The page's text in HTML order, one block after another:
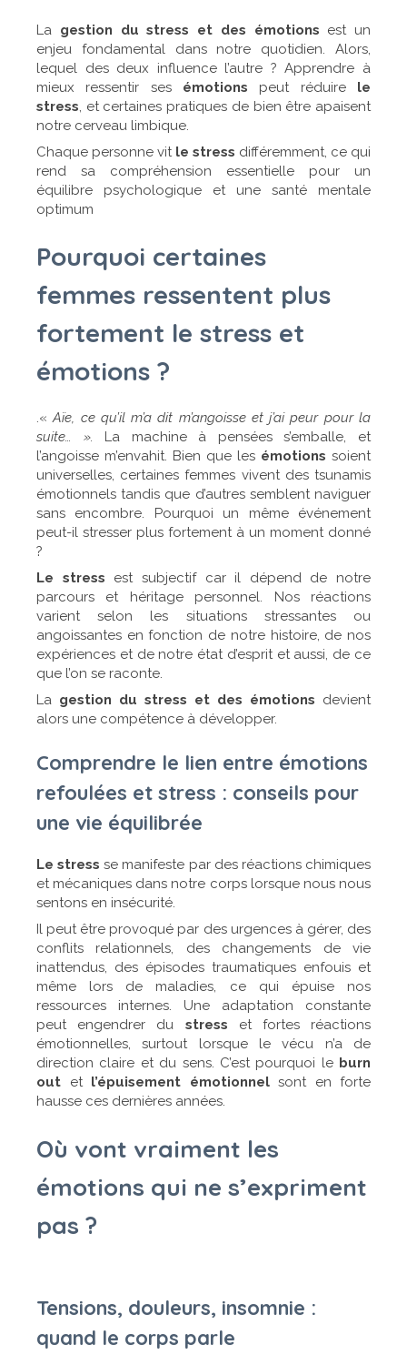
La gestion du stress et des émotions est un
enjeu fondamental dans notre quotidien. Alors,
lequel des deux influence l’autre ? Apprendre à
mieux ressentir ses émotions peut réduire le
stress, et certaines pratiques de bien être apaisent
notre cerveau limbique.
Chaque personne vit le stress différemment, ce qui
rend sa compréhension essentielle pour un
équilibre psychologique et une santé mentale
optimum
Pourquoi certaines
femmes ressentent plus
fortement le stress et
émotions ?
.«Aïe, ce qu’il m’a dit m’angoisse et j’ai peur pour la
suite… ». La machine à pensées s’emballe, et
l’angoisse m’envahit. Bien que les émotions soient
universelles, certaines femmes vivent des tsunamis
émotionnels tandis que d’autres semblent naviguer
sans encombre. Pourquoi un même événement
peut-il stresser plus fortement à un moment donné
?
Le stress est subjectif car il dépend de notre
parcours et héritage personnel. Nos réactions
varient selon les situations stressantes ou
angoissantes en fonction de notre histoire, de nos
expériences et de notre état d’esprit et aussi, de ce
que l’on se raconte.
La gestion du stress et des émotions devient
alors une compétence à développer.
Comprendre le lien entre émotions
refoulées et stress : conseils pour
une vie équilibrée
Le stress se manifeste par des réactions chimiques
et mécaniques dans notre corps lorsque nous nous
sentons en insécurité.
Il peut être provoqué par des urgences à gérer, des
conflits relationnels, des changements de vie
inattendus, des épisodes traumatiques enfouis et
même lors de maladies, ce qui épuise nos
ressources internes. Une adaptation constante
peut engendrer du stress et fortes réactions
émotionnelles,
surtout lorsque le vécu n’a de
direction claire et du sens. C’est pourquoi le burn
out et l’épuisement émotionnelsont en forte
hausse ces dernières années.
Où vont vraiment les
émotions qui ne s’expriment
pas ?
Tensions, douleurs, insomnie :
quand le corps parle